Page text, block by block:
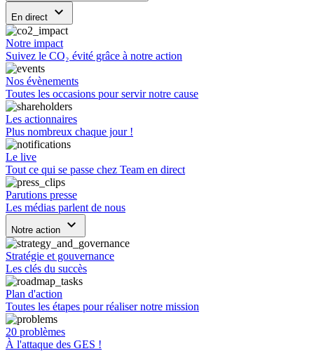
En direct keyboard_arrow_down
Notre impact
Suivez le CO₂ évité grâce à notre action
Nos évènements
Toutes les occasions pour servir notre cause
Les actionnaires
Plus nombreux chaque jour !
Le live
Tout ce qui se passe chez Team en direct
Parutions presse
Les médias parlent de nous
Notre action keyboard_arrow_down
Stratégie et gouvernance
Les clés du succès
Plan d'action
Toutes les étapes pour réaliser notre mission
20 problèmes
À l'attaque des GES !